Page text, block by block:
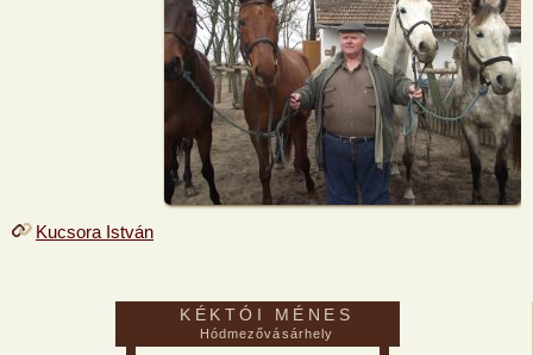
Kucsora István
KÉKTÓI MÉNES
Hódmezővásárhely